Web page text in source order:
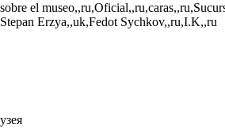
el
Erzya,,uk,Fedot Sychkov,,ru,I.K,,ru